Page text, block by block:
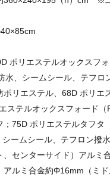
ポリエステルオックスフ
水、シームシール、テフロ
リエステル、68D ポリエ
ステルオックスフォード（
；75D ポリエステルタフタ
ームシール、テフロン撥
、センターサイド）アルミ
アルミ合金約Φ16mm（ミ